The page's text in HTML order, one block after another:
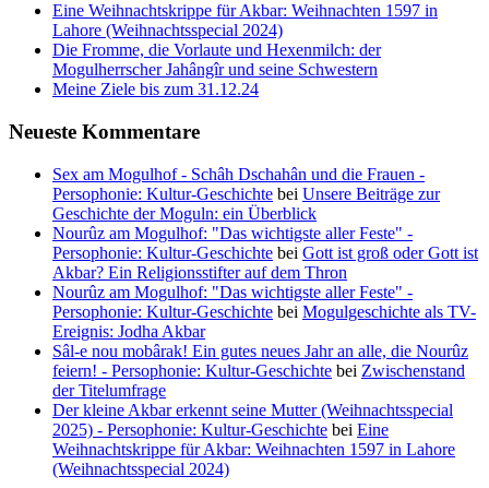
Eine Weihnachtskrippe für Akbar: Weihnachten 1597 in
Lahore (Weihnachtsspecial 2024)
Die Fromme, die Vorlaute und Hexenmilch: der
Mogulherrscher Jahângîr und seine Schwestern
Meine Ziele bis zum 31.12.24
Neueste Kommentare
Sex am Mogulhof - Schâh Dschahân und die Frauen -
Persophonie: Kultur-Geschichte bei Unsere Beiträge zur
Geschichte der Moguln: ein Überblick
Nourûz am Mogulhof: "Das wichtigste aller Feste" -
Persophonie: Kultur-Geschichte bei Gott ist groß oder Gott ist
Akbar? Ein Religionsstifter auf dem Thron
Nourûz am Mogulhof: "Das wichtigste aller Feste" -
Persophonie: Kultur-Geschichte bei Mogulgeschichte als TV-
Ereignis: Jodha Akbar
Sâl-e nou mobârak! Ein gutes neues Jahr an alle, die Nourûz
feiern! - Persophonie: Kultur-Geschichte bei Zwischenstand
der Titelumfrage
Der kleine Akbar erkennt seine Mutter (Weihnachtsspecial
2025) - Persophonie: Kultur-Geschichte bei Eine
Weihnachtskrippe für Akbar: Weihnachten 1597 in Lahore
(Weihnachtsspecial 2024)